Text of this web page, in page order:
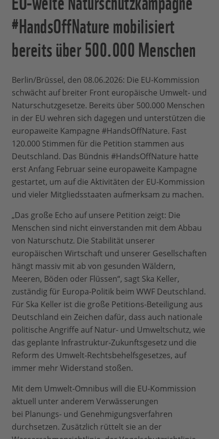
#HandsOffNature mobilisiert
bereits über 500.000 Menschen
Berlin/Brüssel, den 08.06.2026: Die EU-Kommission
schwächt auf breiter Front europäische Umwelt- und
Naturschutzgesetze. Bereits über 500.000 Menschen
in der EU wehren sich dagegen und unterstützen die
europaweite Kampagne #HandsOffNature. Fast
120.000 Stimmen für die Petition stammen aus
Deutschland. Das Bündnis #HandsOffNature hatte
erst Anfang Februar seine europaweite Kampagne
gestartet, um auf die Aktivitäten der EU-Kommission
und vieler Mitgliedsstaaten aufmerksam zu machen.
„Das große Echo auf unsere Petition zeigt: Die
Menschen sind nicht einverstanden mit dem Abbau
von Naturschutz. Die Stabilität unserer
europäischen Wirtschaft und unserer Gesellschaften
hängt massiv mit ab von gesunden Wäldern,
Meeren, Böden oder Flüssen“, sagt Ska Keller,
zuständig für Europa-Politik beim WWF Deutschland.
Für Ska Keller ist die große Petitions-Beteiligung aus
Deutschland ein Zeichen dafür, dass auch nationale
politische Angriffe auf Natur- und Umweltschutz, wie
das geplante Infrastruktur-Zukunftsgesetz und die
Reform des Umwelt-Rechtsbehelfsgesetzes, auf
immer mehr Widerstand stoßen.
Mit dem Umwelt-Omnibus will die EU-Kommission
aktuell unter anderem Verwässerungen
bei Planungs- und Genehmigungsverfahren
durchsetzen. Zusätzlich rüttelt sie an der